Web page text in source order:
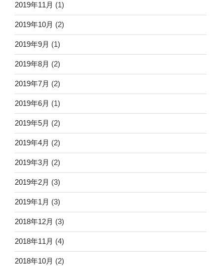
2019年11月 (1)
2019年10月 (2)
2019年9月 (1)
2019年8月 (2)
2019年7月 (2)
2019年6月 (1)
2019年5月 (2)
2019年4月 (2)
2019年3月 (2)
2019年2月 (3)
2019年1月 (3)
2018年12月 (3)
2018年11月 (4)
2018年10月 (2)